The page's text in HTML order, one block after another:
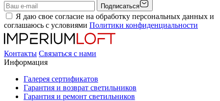
Подписаться
Я даю свое согласие на обработку персональных данных и
соглашаюсь с условиями Политики конфиденциальности
Контакты Связаться с нами
Информация
Галерея сертификатов
Гарантия и возврат светильников
Гарантия и ремонт светильников